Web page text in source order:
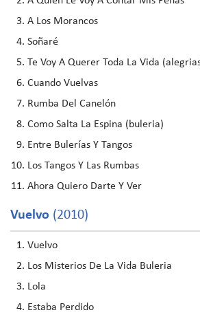
A Los Morancos
Soñaré
Te Voy A Querer Toda La Vida
Cuando Vuelvas
Rumba Del Canelón
Como Salta La Espina (buleria)
Entre Bulerías Y Tangos
Los Tangos Y Las Rumbas
Ahora Quiero Darte Y Ver
Vuelvo (2010)
Vuelvo
Los Misterios De La Vida Buleria
Lola
Estaba Perdido